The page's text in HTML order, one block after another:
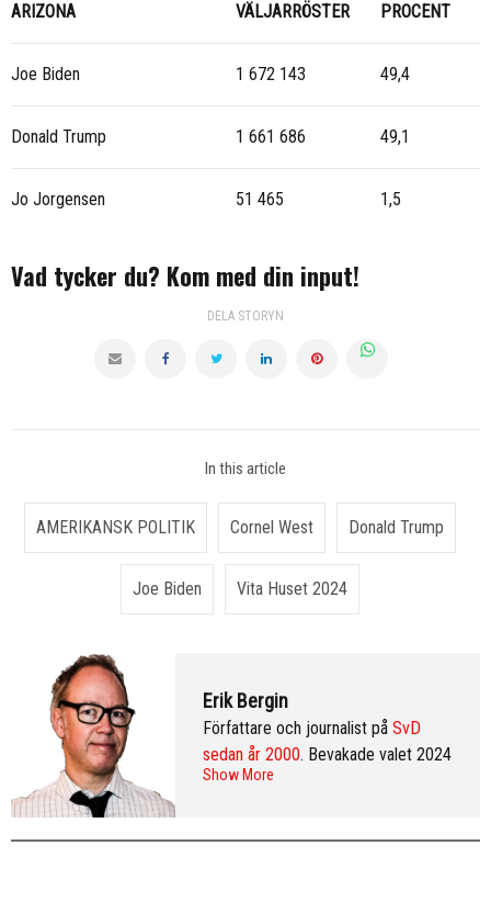
ARIZONA VÄLJARRÖSTER PROCENT
Joe Biden 1 672 143 49,4
Donald Trump 1 661 686 49,1
Jo Jorgensen 51 465 1,5
Vad tycker du? Kom med din input!
DELA STORYN
In this article
AMERIKANSK POLITIK Cornel West Donald Trump
Joe Biden Vita Huset 2024
Erik Bergin
Författare och journalist på SvD
sedan år 2000. Bevakade valet 2024
från Washington DC och var SvD:s
Show More